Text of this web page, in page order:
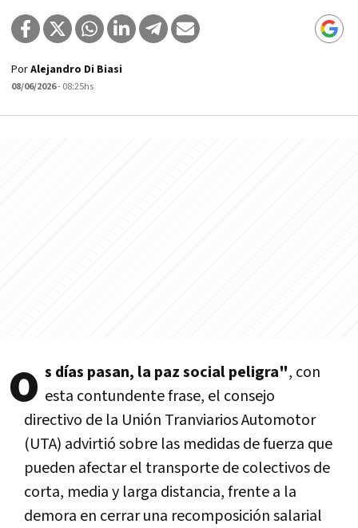
PorAlejandro Di Biasi
08/06/2026- 08:25hs
o s días pasan, la paz social peligra", con
esta contundente frase, el consejo
directivo de la Unión Tranviarios Automotor
(UTA) advirtió sobre las medidas de fuerza que
pueden afectar el transporte de colectivos de
corta, media y larga distancia, frente a la
demora en cerrar una recomposición salarial